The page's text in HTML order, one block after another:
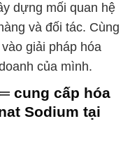
dựng mối quan hệ
và đối tác. Cùng
giải pháp hóa
của mình.
cung cấp hóa
Sodium tại